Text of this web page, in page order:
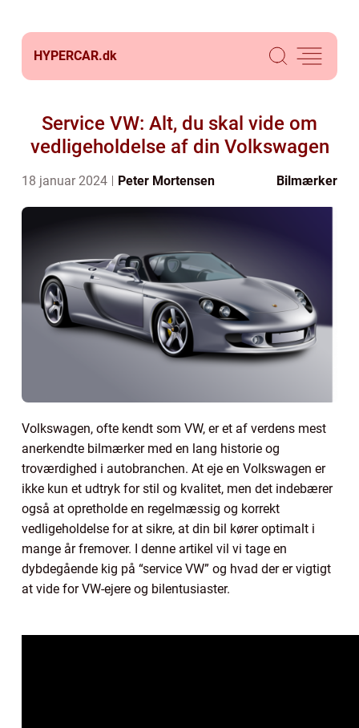
HYPERCAR.dk
Service VW: Alt, du skal vide om
vedligeholdelse af din Volkswagen
18 januar 2024 Peter Mortensen Bilmærker
Volkswagen, ofte kendt som VW, er et af verdens mest
anerkendte bilmærker med en lang historie og
troværdighed i autobranchen. At eje en Volkswagen er
ikke kun et udtryk for stil og kvalitet, men det indebærer
også at opretholde en regelmæssig og korrekt
vedligeholdelse for at sikre, at din bil kører optimalt i
mange år fremover. I denne artikel vil vi tage en
dybdegående kig på “service VW” og hvad der er vigtigt
at vide for VW-ejere og bilentusiaster.